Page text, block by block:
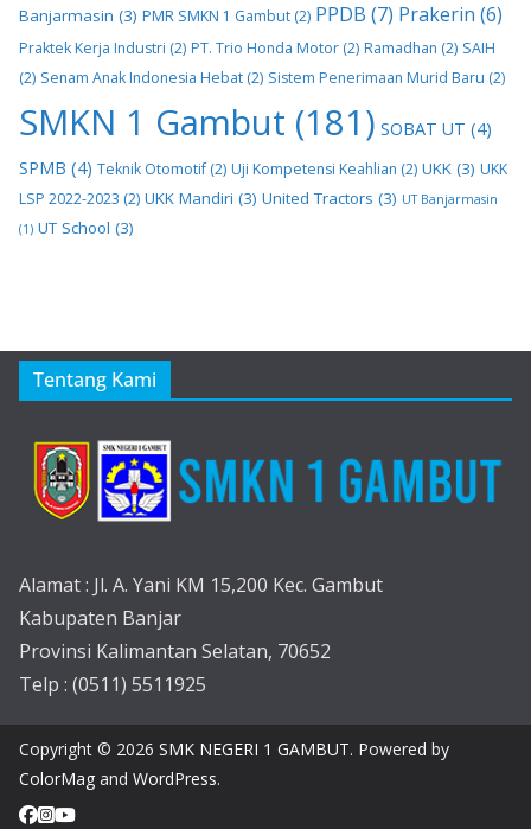
Banjarmasin (3) PMR SMKN 1 Gambut (2) PPDB (7) Prakerin (6)
Praktek Kerja Industri (2) PT. Trio Honda Motor (2) Ramadhan (2) SAIH
(2) Senam Anak Indonesia Hebat (2) Sistem Penerimaan Murid Baru (2)
SMKN 1 Gambut (181) SOBAT UT (4)
SPMB (4) Teknik Otomotif(2) Uji Kompetensi Keahlian (2) UKK (3) UKK
LSP 2022-2023 (2) UKK Mandiri (3) United Tractors (3) UT Banjarmasin
(1) UT School (3)
Tentang Kami
Alamat : Jl. A. Yani KM 15,200 Kec. Gambut
Kabupaten Banjar
Provinsi Kalimantan Selatan, 70652
Telp : (0511) 5511925
Copyright © 2026 SMK NEGERI 1 GAMBUT. Powered by
ColorMag and WordPress.